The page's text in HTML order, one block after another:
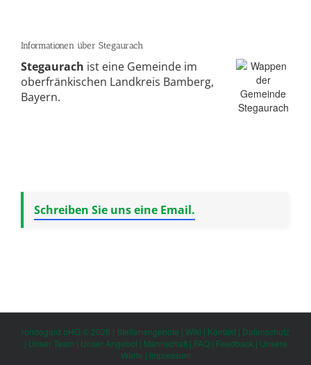
Informationen über Stegaurach
Stegaurach ist eine Gemeinde im
oberfränkischen Landkreis Bamberg,
Bayern.
Schreiben Sie uns eine Email.
rondogard oHG © 2026 | Stellenangebote | Wiki | Kontakt | Datenschutz
| Unser Team | Unser Angebot| Mannschaft| FAQ| Feedback | Unsere
Werte | Impressum